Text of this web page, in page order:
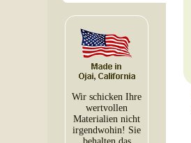
Wir schicken Ihre
wertvollen
Materialien nicht
irgendwohin! Sie